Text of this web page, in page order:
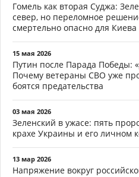
Гомель как вторая Суджа:
север, но переломное
смертельно опасно для Киева
15 мая 2026
Путин после Парада Победы:
Почему ветераны СВО уже
боятся предательства
03 мая 2026
Зеленский в ужасе: пять
крахе Украины и его личном
13 мар 2026
Напряжение вокруг